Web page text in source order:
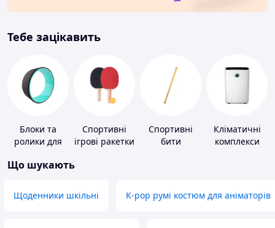
Тебе зацікавить
Блоки та
ролики для
Спортивні
ігрові ракетки
Спортивні
бити
Кліматичні
комплекси
Що шукають
Щоденники шкільні K-pop румі костюм для аніматорів